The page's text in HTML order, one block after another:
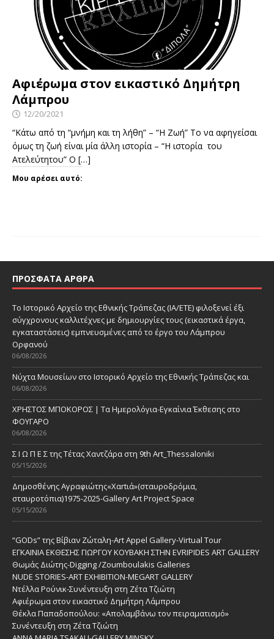
Αφιέρωμα στον εικαστικό Δημήτρη
Λάμπρου
12/20/2021
“Κάτω από τη “μνήμη και τη λήθη” – “Η Ζωή” Το να αφηγείσαι
όμως τη ζωή είναι μία άλλη ιστορία – “Η ιστορία του
Ατελεύτητου” Ο […]
Μου αρέσει αυτό:
ΠΡΌΣΦΑΤΑ ΆΡΘΡΑ
Το Ιστορικό Αρχείο της Εθνικής Τράπεζας (ΙΑ/ΕΤΕ) φιλοξενεί έξι
σύγχρονους καλλιτέχνες με δημιουργίες τους (εικαστικά έργα,
εγκαταστάσεις) εμπνευσμένες από το έργο του Λάμπρου
Ορφανού
06/08/2026
Νύχτα Μουσείων στο Ιστορικό Αρχείο της Εθνικής Τράπεζας και
06/08/2026
ΧΡΗΣΤΟΣ ΜΠΟΚΟΡΟΣ | Τα Ημερολόγια-Εγκαίνια Έκθεσης στο
ΦΟΥΓΑΡΟ
06/08/2026
Σ Ι Ω Π Ε Σ της Τέτας Χαντζάρα στη 9th Art_Thessaloniki
05/15/2026
Δημοσθένης Αγραφιώτης«Xαrtιά»(σταυροδρόμια,
σταυροτόπια)1975-2025-Gallery Art Project Space
05/15/2026
“GODs” της Βίβιαν Ζώταλη-Art Appel Gallery-Virtual Tour
ΕΓΚΑΙΝΙΑ ΕΚΘΕΣΗΣ ΓΙΩΡΓΟΥ ΚΟΥΒΑΚΗ ΣΤΗΝ EVRIPIDES ART GALLERY
Θωμάς Διώτης-Digging /Zoumboulakis Galleries
NUDE STORIES-ΑRT EXHIBITION-MEGART GALLERY
Ντέλλα Ρούνικ-Συνέντευξη στη Ζέτα Τζιώτη
Αφιέρωμα στον εικαστικό Δημήτρη Λάμπρου
Θέκλα Παπαδοπούλου: «Απολαμβάνω τον πειραματισμό»
Συνέντευξη στη Ζέτα Τζιώτη